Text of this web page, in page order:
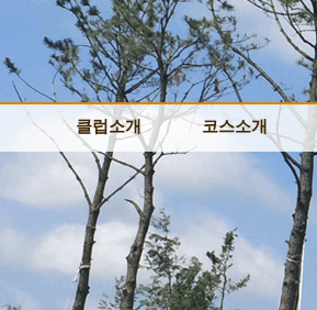
클럽소개
클럽소개
인사말
시설안내
오시는길
코스소개
코스공략
코스갤러리
클럽소개
클럽소개
인사말
시설안내
오시는길
코스소개
코스공략
코스갤러리